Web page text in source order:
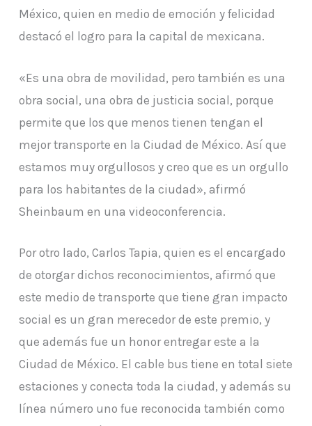
México, quien en medio de emoción y felicidad
destacó el logro para la capital de mexicana.
«Es una obra de movilidad, pero también es una
obra social, una obra de justicia social, porque
permite que los que menos tienen tengan el
mejor transporte en la Ciudad de México. Así que
estamos muy orgullosos y creo que es un orgullo
para los habitantes de la ciudad», afirmó
Sheinbaum en una videoconferencia.
Por otro lado, Carlos Tapia, quien es el encargado
de otorgar dichos reconocimientos, afirmó que
este medio de transporte que tiene gran impacto
social es un gran merecedor de este premio, y
que además fue un honor entregar este a la
Ciudad de México. El cable bus tiene en total siete
estaciones y conecta toda la ciudad, y además su
línea número uno fue reconocida también como